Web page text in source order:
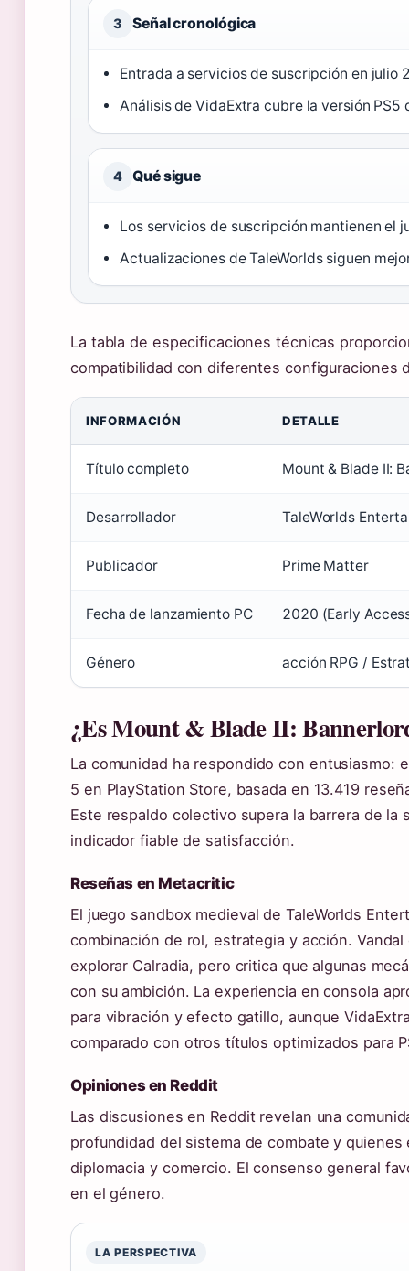
3 Señal cronológica
Entrada a servicios de suscripción en julio
Análisis de VidaExtra cubre la versión PS5
4 Qué sigue
Los servicios de suscripción mantienen el
Actualizaciones de TaleWorlds siguen
La tabla de especificaciones técnicas
compatibilidad con diferentes configuraciones
INFORMACIÓN DETALLE
Título completo Mount & Blade II:
Desarrollador TaleWorlds
Publicador Prime Matter
Fecha de lanzamiento PC 2020 (Early
Género acción RPG /
¿Es Mount & Blade II:
La comunidad ha respondido con entusiasmo:
5 en PlayStation Store, basada en 13.419
Este respaldo colectivo supera la barrera de
indicador fiable de satisfacción.
Reseñas en Metacritic
El juego sandbox medieval de TaleWorlds
combinación de rol, estrategia y acción.
explorar Calradia, pero critica que algunas
con su ambición. La experiencia en consola
para vibración y efecto gatillo, aunque
comparado con otros títulos optimizados para
Opiniones en Reddit
Las discusiones en Reddit revelan una
profundidad del sistema de combate y
diplomacia y comercio. El consenso general
en el género.
LA PERSPECTIVA